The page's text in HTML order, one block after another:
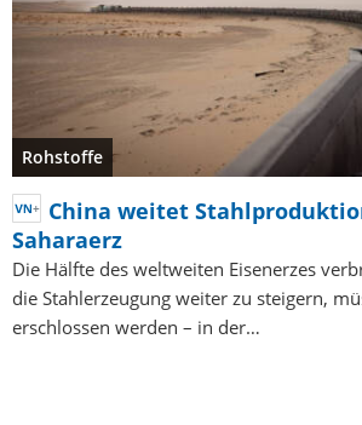
Rohstoffe
China weitet
Saharaerz
Die Hälfte des weltweiten Eisenerzes
die Stahlerzeugung weiter zu steigern,
erschlossen werden – in der…